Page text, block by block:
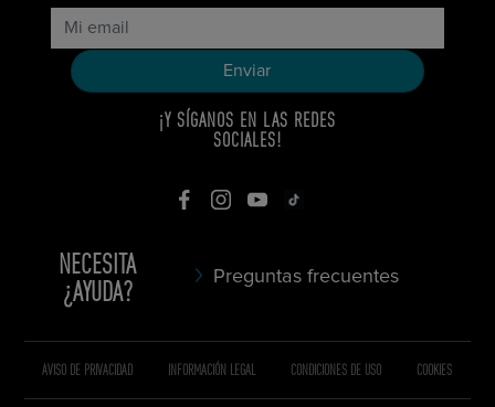
¡Y SÍGANOS EN LAS REDES
SOCIALES!
NECESITA
¿AYUDA?
Preguntas frecuentes
AVISO DE PRIVACIDAD INFORMACIÓN LEGAL CONDICIONES DE USO COOKIES